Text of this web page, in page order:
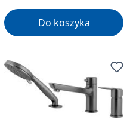
Do koszyka